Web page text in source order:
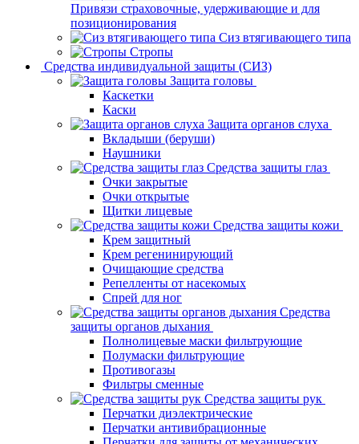
Привязи страховочные, удерживающие и для
позиционирования
Сиз втягивающего типа
Стропы
Средства индивидуальной защиты (СИЗ)
Защита головы
Каскетки
Каски
Защита органов слуха
Вкладыши (беруши)
Наушники
Средства защиты глаз
Очки закрытые
Очки открытые
Щитки лицевые
Средства защиты кожи
Крем защитный
Крем регенинирующий
Очищающие средства
Репелленты от насекомых
Спрей для ног
Средства
защиты органов дыхания
Полнолицевые маски фильтрующие
Полумаски фильтрующие
Противогазы
Фильтры сменные
Средства защиты рук
Перчатки диэлектрические
Перчатки антивибрационные